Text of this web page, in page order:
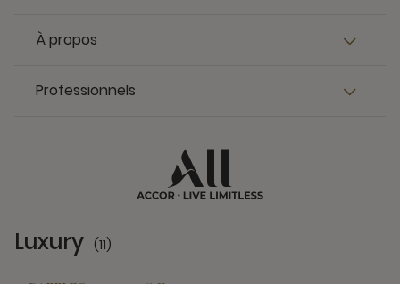
À propos
Professionnels
Luxury (11)